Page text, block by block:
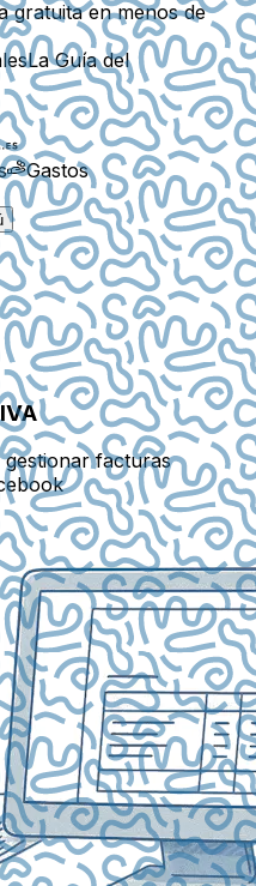
gratuita en menos de
La Guía del
Gastos
gestionar facturas